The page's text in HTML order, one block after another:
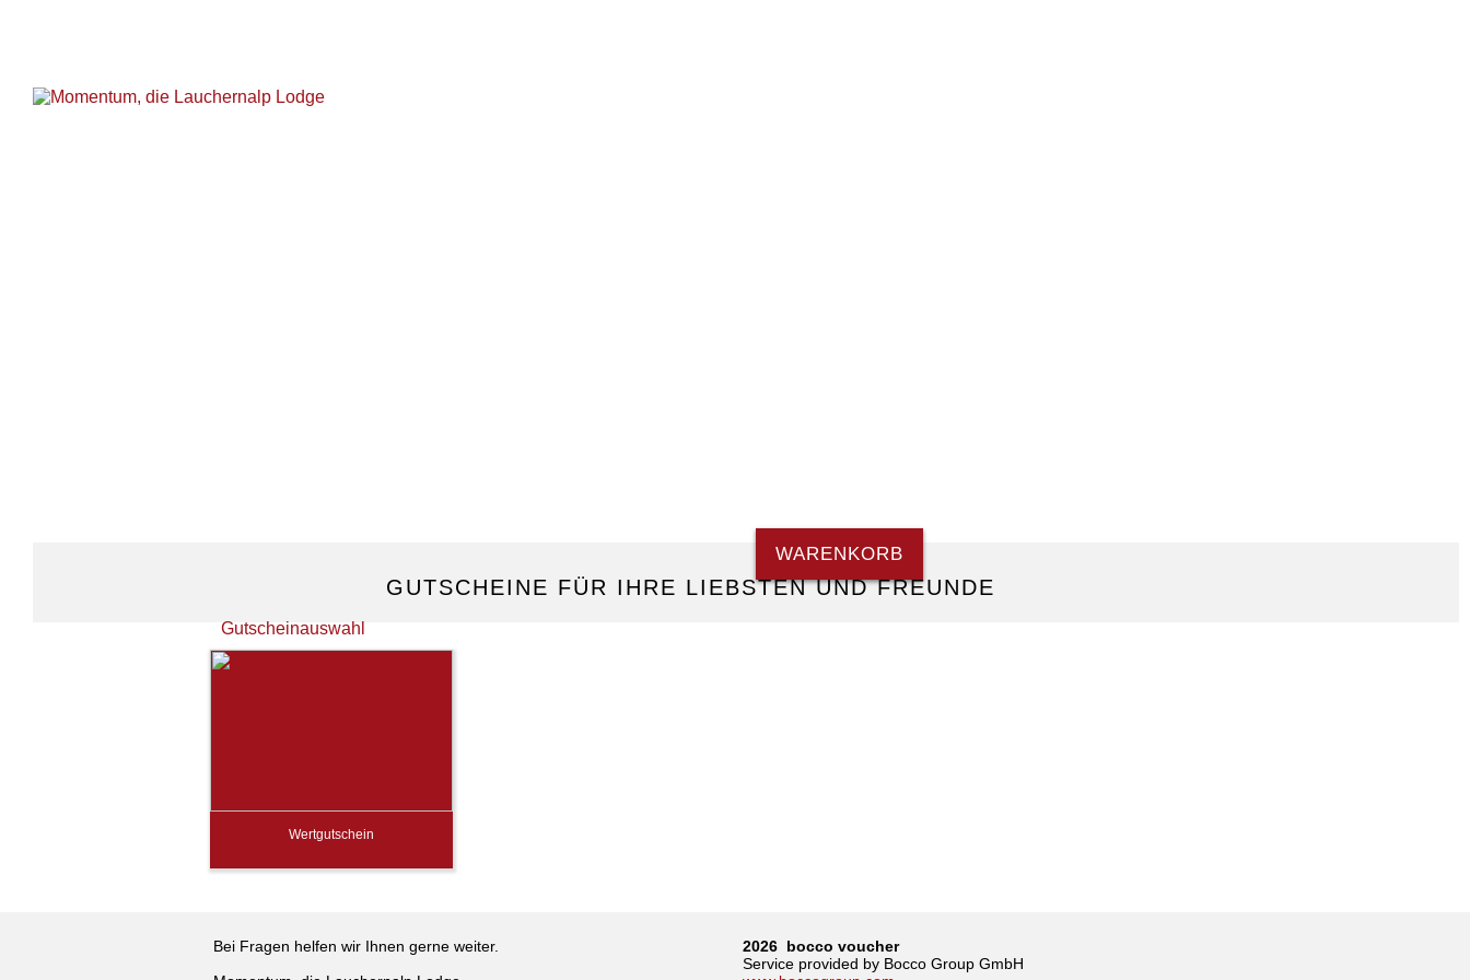
GUTSCHEINE FÜR IHRE LIEBSTEN UND FREUNDE
WARENKORB
Gutscheinauswahl
Wertgutschein
Bei Fragen helfen wir Ihnen gerne weiter.
2026 bocco voucher
Service provided by Bocco Group GmbH